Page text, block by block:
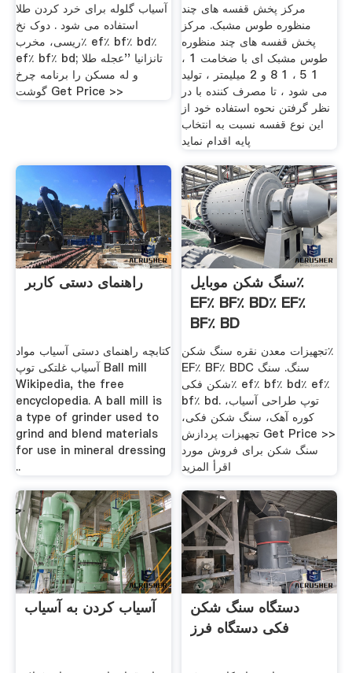
آسیاب گلوله برای خرد کردن طلا
استفاده می شود . دوک نخ
ریسی، مخرب٪ ef٪ bf٪ bd٪
ef٪ bf٪ bd; تانزانیا ''عجله طلا
و له مسکن را برنامه چرخ
گوشت Get Price >>
مرکز پخش قفسه های چند
منظوره طوس مشبک. مرکز
پخش قفسه های چند منظوره
طوس مشبک ای با ضخامت 1 ،
1 5 ، 1 8 و 2 میلیمتر ، تولید
می شود ، تا مصرف کننده با در
نظر گرفتن نحوه استفاده خود از
این نوع قفسه نسبت به انتخاب
پایه اقدام نماید
راهنمای دستی کاربر
کتابچه راهنمای دستی آسیاب مواد
آسیاب غلتکی توپ Ball mill
Wikipedia, the free
encyclopedia. A ball mill is
a type of grinder used to
grind and blend materials
for use in mineral dressing
..
سنگ شکن موبایل٪
EF٪ BF٪ BD٪ EF٪
BF٪ BD
تجهیزات معدن نقره سنگ شکن٪
EF٪ BF٪ BDC سنگ. سنگ
شکن فکی٪ ef٪ bf٪ bd٪ ef٪
bf٪ bd. توپ طراحی آسیاب،
کوره آهک، سنگ شکن فکی،
تجهیزات پردازش Get Price >>
سنگ شکن برای فروش مورد
اقرأ المزيد
آسیاب کردن به آسیاب
دستگاه سنگ شکن
فکی دستگاه فرز